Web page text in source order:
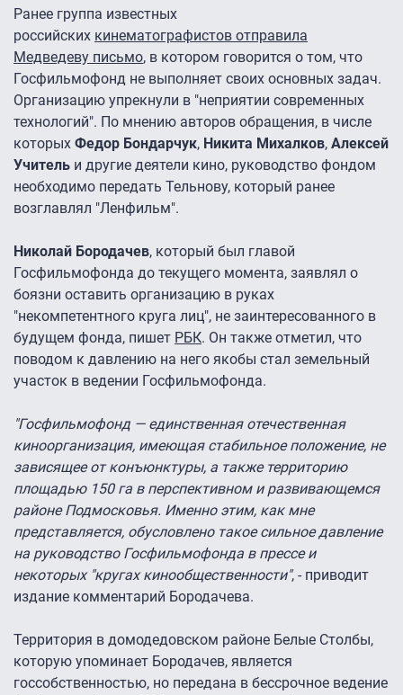
Ранее группа известных
российских кинематографистов отправила
Медведеву письмо, в котором говорится о том, что
Госфильмофонд не выполняет своих основных задач.
Организацию упрекнули в "неприятии современных
технологий". По мнению авторов обращения, в числе
которых Федор Бондарчук, Никита Михалков, Алексей
Учитель и другие деятели кино, руководство фондом
необходимо передать Тельнову, который ранее
возглавлял "Ленфильм".
Николай Бородачев, который был главой
Госфильмофонда до текущего момента, заявлял о
боязни оставить организацию в руках
"некомпетентного круга лиц", не заинтересованного в
будущем фонда, пишет РБК. Он также отметил, что
поводом к давлению на него якобы стал земельный
участок в ведении Госфильмофонда.
"Госфильмофонд — единственная отечественная
киноорганизация, имеющая стабильное положение, не
зависящее от конъюнктуры, а также территорию
площадью 150 га в перспективном и развивающемся
районе Подмосковья. Именно этим, как мне
представляется, обусловлено такое сильное давление
на руководство Госфильмофонда в прессе и
некоторых "кругах кинообщественности", - приводит
издание комментарий Бородачева.
Территория в домодедовском районе Белые Столбы,
которую упоминает Бородачев, является
госсобственностью, но передана в бессрочное ведение